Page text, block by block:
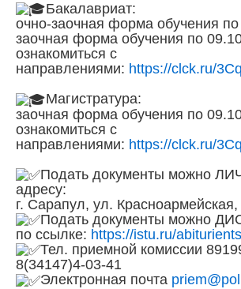
Бакалавриат:
очно-заочная форма обучения
заочная форма обучения по
ознакомиться с
направлениями: https://clck.ru/
Магистратура:
заочная форма обучения по
ознакомиться с
направлениями: https://clck.ru/
Подать документы можно
адресу:
г. Сарапул, ул.
Подать документы можно
по ссылке: https://istu.ru/
Тел. приемной комиссии
8(34147)4-03-41
Электронная почта